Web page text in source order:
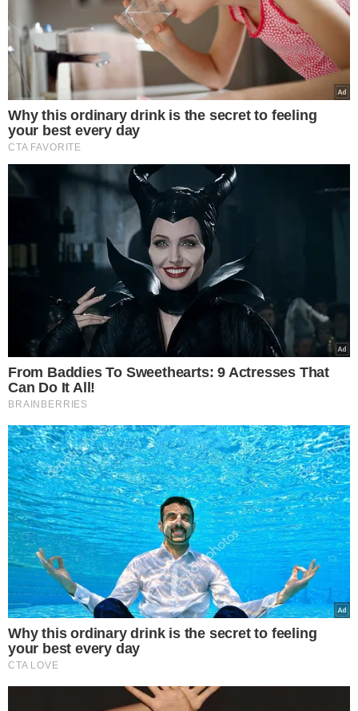
INVESTIGAÇÃO SEGUE
Polícia cumpre quarto
mandado de prisão
contra suspeito de
fraude em consórcios
em Teresina
VEJA MAIS NOTÍCIAS